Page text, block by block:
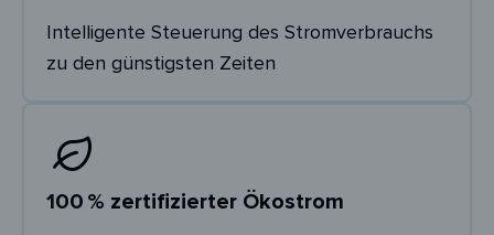
Intelligente Steuerung des Stromverbrauchs
zu den günstigsten Zeiten
100 % zertifizierter Ökostrom